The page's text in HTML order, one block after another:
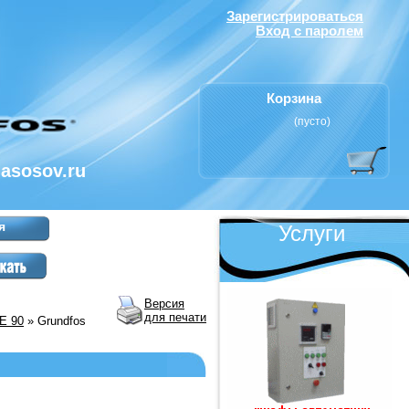
Зарегистрироваться
Вход с паролем
Корзина
(пусто)
Услуги
90 » Grundfos
Версия
для печати